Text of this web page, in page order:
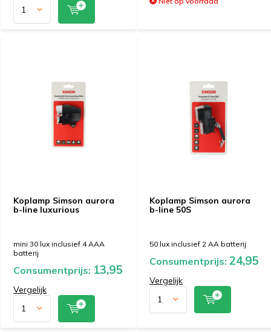
Koplamp Simson aurora
b-line luxurious
mini 30 lux inclusief 4 AAA
batterij
Consumentprijs: 13,95
Vergelijk
Koplamp Simson aurora
b-line 50S
50 lux inclusief 2 AA batterij
Consumentprijs: 24,95
Vergelijk